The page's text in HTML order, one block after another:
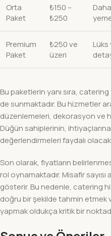
Orta
Paket
₺150 –
₺250
Premium
Paket
₺250 ve
üzeri
Bu paketlerin yanı sıra,
de sunmaktadır. Bu hizmetler
düzenlemeleri, dekorasyon ve
Düğün sahiplerinin,
değerlendirmeleri faydalı
Son olarak, fiyatların
rol oynamaktadır. Misafir
gösterir. Bu nedenle, catering
doğru bir şekilde tahmin etmek
yapmak oldukça kritik bir